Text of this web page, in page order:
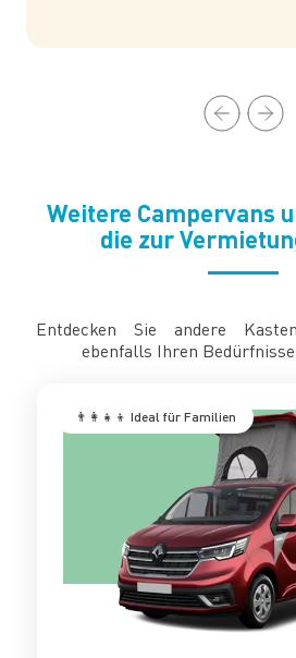
Weitere Campervans
die zur
Entdecken Sie andere
ebenfalls Ihren
‍‍‍ 👨‍👩‍👧‍👦 Ideal für Familien